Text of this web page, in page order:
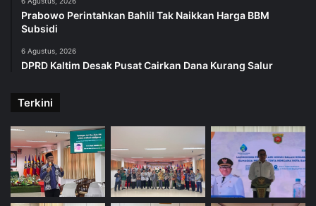
Prabowo Perintahkan Bahlil Tak Naikkan Harga BBM
Subsidi
6 Agustus, 2026
DPRD Kaltim Desak Pusat Cairkan Dana Kurang Salur
Terkini